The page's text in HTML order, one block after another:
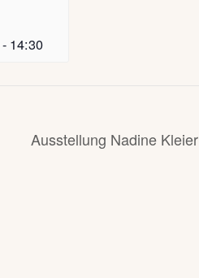
- 14:30
Ausstellung Nadine Kleier